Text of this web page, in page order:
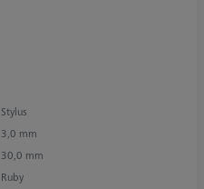
Stylus
3,0 mm
30,0 mm
Ruby